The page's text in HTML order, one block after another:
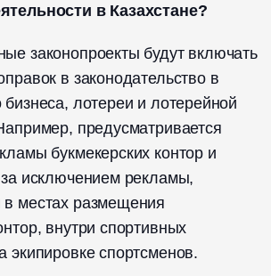
в Казахстане?
законопроекты будут включать
в законодательство в
лотереи и лотерейной
предусматривается
букмекерских контор и
за исключением рекламы,
местах размещения
внутри спортивных
экипировке спортсменов.